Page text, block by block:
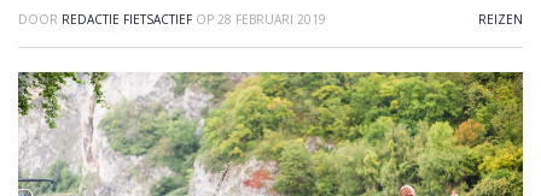
DOOR REDACTIE FIETSACTIEF OP 28 FEBRUARI 2019 REIZEN